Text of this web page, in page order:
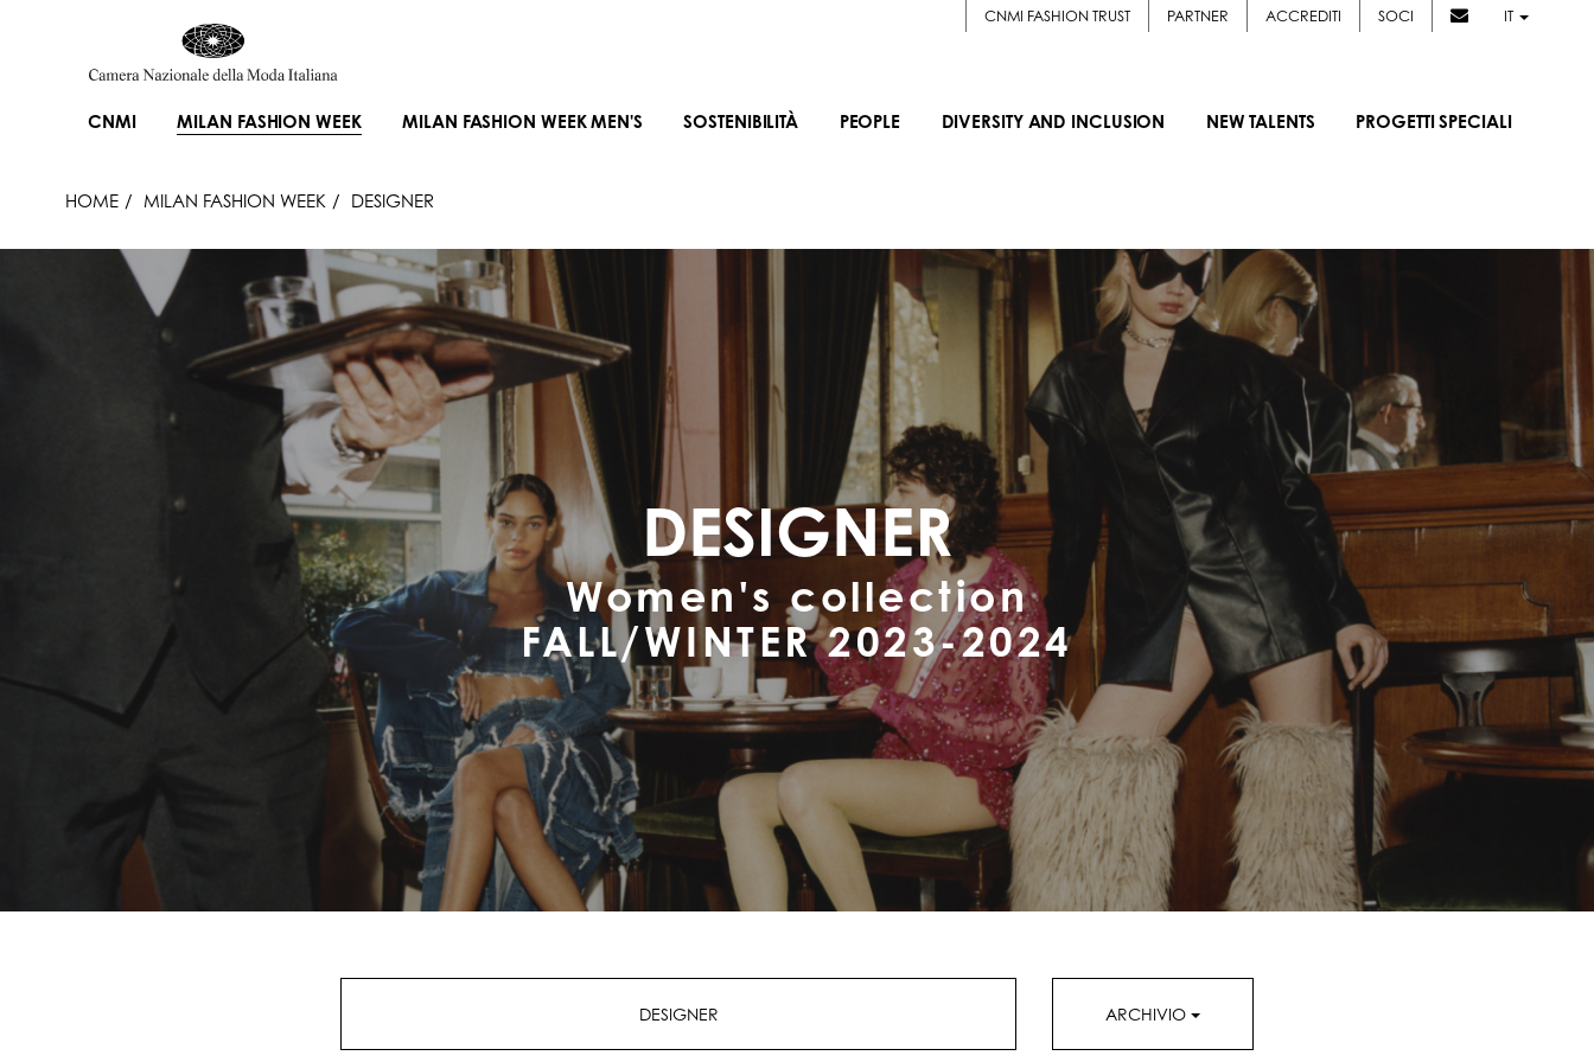
CNMI FASHION TRUST PARTNER ACCREDITI SOCI IT
CNMI MILAN FASHION WEEK MILAN FASHION WEEK MEN'S SOSTENIBILITÀ PEOPLE DIVERSITY AND INCLUSION NEW TALENTS PROGETTI SPECIALI
HOME MILAN FASHION WEEK DESIGNER
DESIGNER
Women's collection
FALL/WINTER 2023-2024
DESIGNER ARCHIVIO